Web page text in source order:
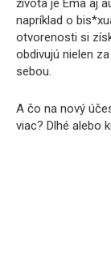
života je Ema aj
napríklad o
otvorenosti si
obdivujú nielen
sebou.
A čo na nový
viac? Dlhé alebo